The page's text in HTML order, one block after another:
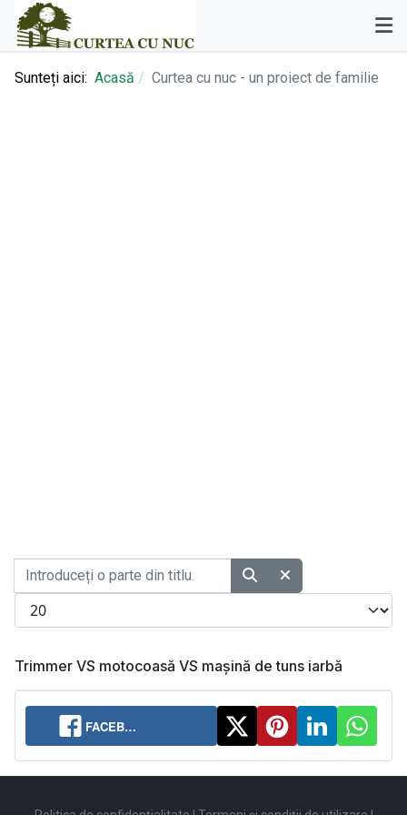
Sunteți aici: Acasă Curtea cu nuc - un proiect de familie
Introduceți o parte din titlu.
Afișare #
Trimmer VS motocoasă VS mașină de tuns iarbă
FACEB…